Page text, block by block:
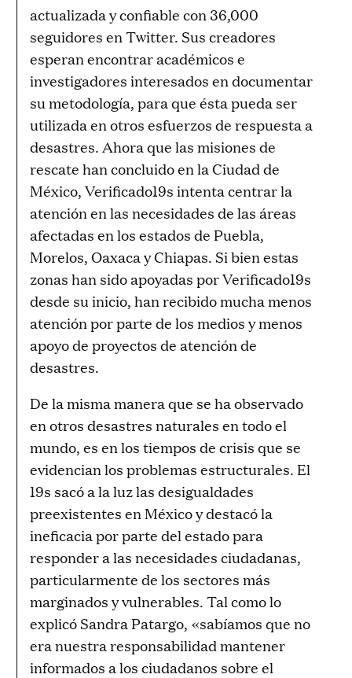
actualizada y confiable con 36,000
seguidores en Twitter. Sus creadores
esperan encontrar académicos e
investigadores interesados ​​en documentar
su metodología, para que ésta pueda ser
utilizada en otros esfuerzos de respuesta a
desastres. Ahora que las misiones de
rescate han concluido en la Ciudad de
México, Verificado19s intenta centrar la
atención en las necesidades de las áreas
afectadas en los estados de Puebla,
Morelos, Oaxaca y Chiapas. Si bien estas
zonas han sido apoyadas por Verificado19s
desde su inicio, han recibido mucha menos
atención por parte de los medios y menos
apoyo de proyectos de atención de
desastres.
De la misma manera que se ha observado
en otros desastres naturales en todo el
mundo, es en los tiempos de crisis que se
evidencian los problemas estructurales. El
19s sacó a la luz las desigualdades
preexistentes en México y destacó la
ineficacia por parte del estado para
responder a las necesidades ciudadanas,
particularmente de los sectores más
marginados y vulnerables. Tal como lo
explicó Sandra Patargo, «sabíamos que no
era nuestra responsabilidad mantener
informados a los ciudadanos sobre el